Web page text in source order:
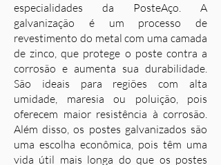
especialidades da PosteAço. A
galvanização é um processo de
revestimento do metal com uma camada
de zinco, que protege o poste contra a
corrosão e aumenta sua durabilidade.
São ideais para regiões com alta
umidade, maresia ou poluição, pois
oferecem maior resistência à corrosão.
Além disso, os postes galvanizados são
uma escolha econômica, pois têm uma
vida útil mais longa do que os postes